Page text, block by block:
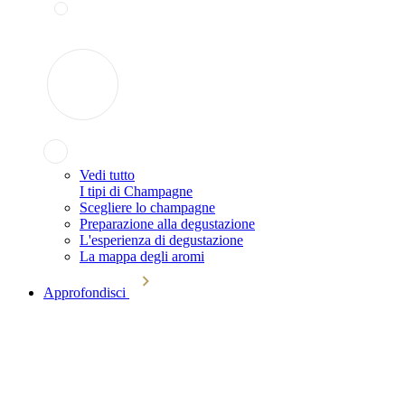
Vedi tutto
I tipi di Champagne
Scegliere lo champagne
Preparazione alla degustazione
L'esperienza di degustazione
La mappa degli aromi
Approfondisci